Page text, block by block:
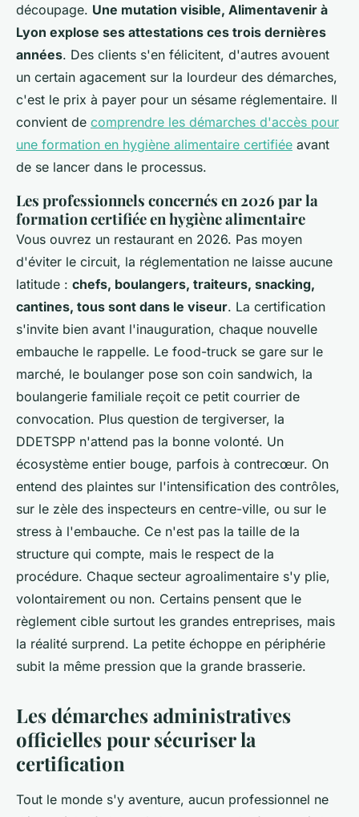
découpage. Une mutation visible, Alimentavenir à
Lyon explose ses attestations ces trois dernières
années. Des clients s'en félicitent, d'autres avouent
un certain agacement sur la lourdeur des démarches,
c'est le prix à payer pour un sésame réglementaire. Il
convient de comprendre les démarches d'accès pour
une formation en hygiène alimentaire certifiée avant
de se lancer dans le processus.
Les professionnels concernés en 2026 par la
formation certifiée en hygiène alimentaire
Vous ouvrez un restaurant en 2026. Pas moyen
d'éviter le circuit, la réglementation ne laisse aucune
latitude : chefs, boulangers, traiteurs, snacking,
cantines, tous sont dans le viseur. La certification
s'invite bien avant l'inauguration, chaque nouvelle
embauche le rappelle. Le food-truck se gare sur le
marché, le boulanger pose son coin sandwich, la
boulangerie familiale reçoit ce petit courrier de
convocation. Plus question de tergiverser, la
DDETSPP n'attend pas la bonne volonté. Un
écosystème entier bouge, parfois à contrecœur. On
entend des plaintes sur l'intensification des contrôles,
sur le zèle des inspecteurs en centre-ville, ou sur le
stress à l'embauche. Ce n'est pas la taille de la
structure qui compte, mais le respect de la
procédure. Chaque secteur agroalimentaire s'y plie,
volontairement ou non. Certains pensent que le
règlement cible surtout les grandes entreprises, mais
la réalité surprend. La petite échoppe en périphérie
subit la même pression que la grande brasserie.
Les démarches administratives
officielles pour sécuriser la
certification
Tout le monde s'y aventure, aucun professionnel ne